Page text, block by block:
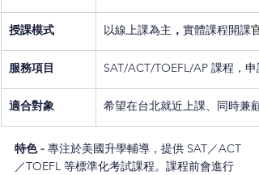
授課模式 以線上課為主 ， 實體課程開課
服務項目 SAT/ACT/TOEFL/AP 課程，
適合對象 希望在台北就近上課、同時兼
特色 - 專注於美國升學輔導，提供 SAT／ACT
／TOEFL 等標準化考試課程。課程前會進行